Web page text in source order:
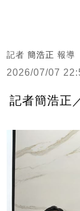
記者 簡浩正 報導
2026/07/07
記者簡浩正